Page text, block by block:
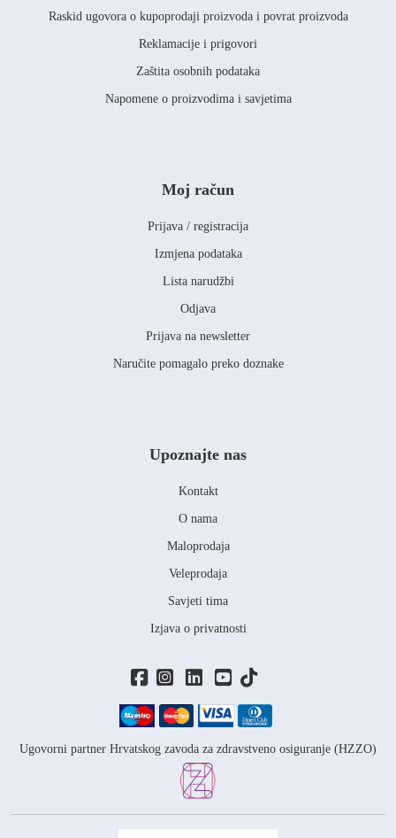
Raskid ugovora o kupoprodaji proizvoda i povrat proizvoda
Reklamacije i prigovori
Zaštita osobnih podataka
Napomene o proizvodima i savjetima
Moj račun
Prijava / registracija
Izmjena podataka
Lista narudžbi
Odjava
Prijava na newsletter
Naručite pomagalo preko doznake
Ugovorni partner Hrvatskog zavoda za zdravstveno osiguranje (HZZO)
Upoznajte nas
Kontakt
O nama
Maloprodaja
Veleprodaja
Savjeti tima
Izjava o privatnosti